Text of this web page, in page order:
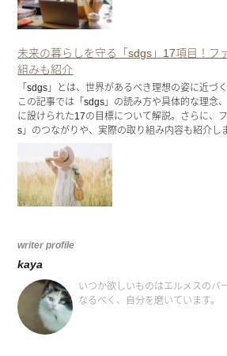
未来の暮らしを守る「sdgs」17項目！フ
組みも紹介
「sdgs」とは、世界があるべき理想の姿に近づ
この記事では「sdgs」の読み方や具体的な理念
に設けられた17の目標について解説。さらに、
s」のつながりや、実際の取り組み内容も紹介し
writer profile
kaya
いつか欲しいものはエルメスのバ
なるべく、自分を磨いています。